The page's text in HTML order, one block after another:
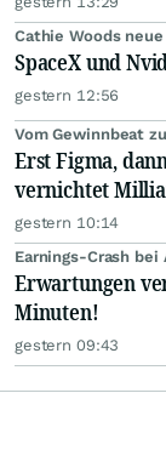
Cathie Woods
SpaceX und
gestern 12:56
Vom Gewinnbeat
Erst Figma,
vernichtet
gestern 10:14
Earnings-Crash bei
Erwartungen
Minuten!
gestern 09:43